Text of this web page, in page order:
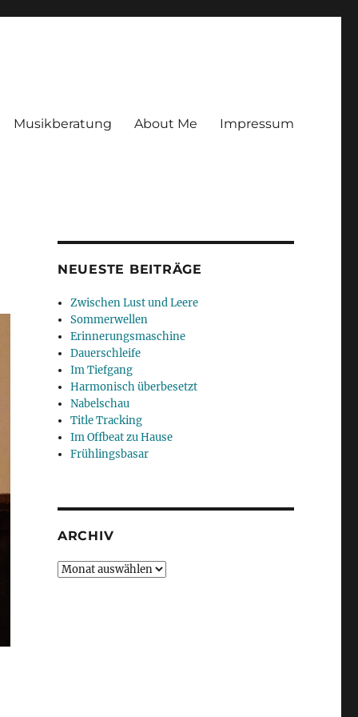
Musikberatung About Me Impressum
NEUESTE BEITRÄGE
Zwischen Lust und Leere
Sommerwellen
Erinnerungsmaschine
Dauerschleife
Im Tiefgang
Harmonisch überbesetzt
Nabelschau
Title Tracking
Im Offbeat zu Hause
Frühlingsbasar
ARCHIV
Archiv